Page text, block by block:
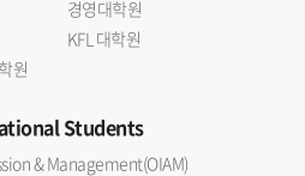
경영대학원
KFL 대학원
원
Students
& Management(OIAM)